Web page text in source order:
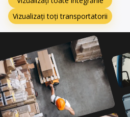
Vizualizați toți transportatorii